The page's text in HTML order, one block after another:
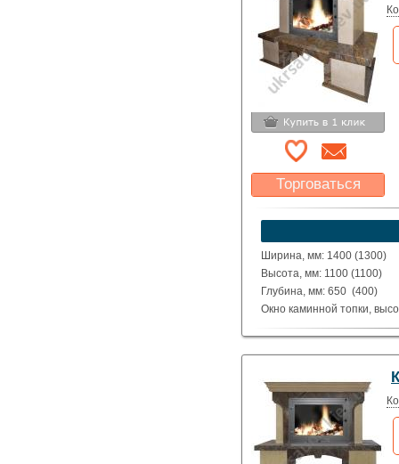
Исполнение: Прямой,
Торговаться
Какая цена Вас
устроит?
Указать цену
Ширина, мм: 1400 (1300)
Высота, мм: 1100 (1100)
Глубина, мм: 650 (400)
Окно каминной топки,
Окно каминной топки,
Beige.
Исполнение: Прямой,